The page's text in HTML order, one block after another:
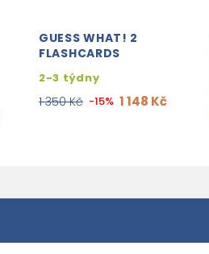
GUESS WHAT! 2
FLASHCARDS
2-3 týdny
1 350 Kč -15% 1 148 Kč